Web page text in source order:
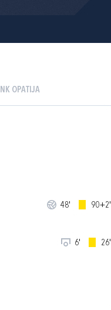
NK OPATIJA
48' 90+2'
6' 26'